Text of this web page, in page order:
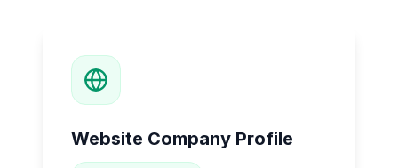
Website Company Profile